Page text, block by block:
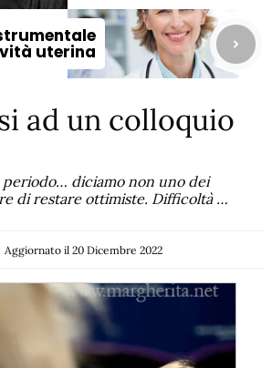
uterina
ad un colloquio
periodo… diciamo non uno dei
di restare ottimiste. Difficoltà …
Aggiornato il 20 Dicembre 2022